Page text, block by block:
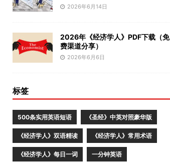
2026年6月14日
2026年《经济学人》PDF下载（免
费渠道分享）
2026年6月6日
标签
500条实用英语短语 《圣经》中英对照豪华版
《经济学人》双语精读 《经济学人》常用术语
《经济学人》每日一词 一分钟英语